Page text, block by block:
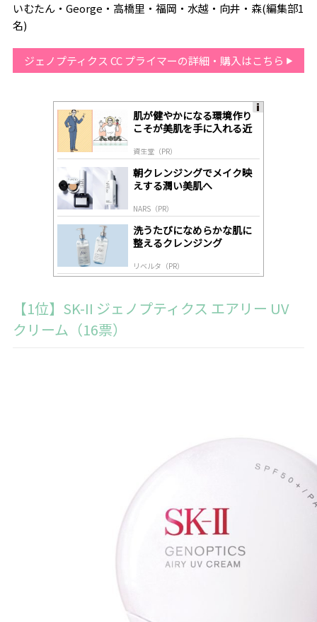
いむたん・George・高橋里・福岡・水越・向井・森(編集部1
名)
ジェノプティクス CC プライマーの詳細・購入はこちら
肌が健やかになる環境作り
こそが美肌を手に入れる近
資生堂（PR）
朝クレンジングでメイク映
えする潤い美肌へ
NARS（PR）
洗うたびになめらかな肌に
整えるクレンジング
リベルタ（PR）
【1位】SK-II ジェノプティクス エアリー UV
クリーム（16票）